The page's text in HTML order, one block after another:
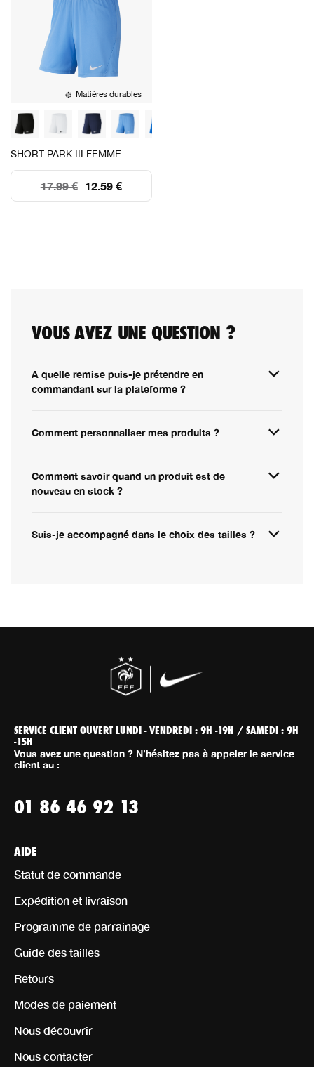
Matières durables
SHORT PARK III FEMME
12.59 €
17.99 €
VOUS AVEZ UNE QUESTION ?
A quelle remise puis-je prétendre en
commandant sur la plateforme ?
Comment personnaliser mes produits ?
Comment savoir quand un produit est de
nouveau en stock ?
Suis-je accompagné dans le choix des tailles ?
SERVICE CLIENT OUVERT LUNDI - VENDREDI : 9H -19H / SAMEDI : 9H
-15H
Vous avez une question ? N’hésitez pas à appeler le service
client au :
01 86 46 92 13
AIDE
Statut de commande
Expédition et livraison
Programme de parrainage
Guide des tailles
Retours
Modes de paiement
Nous découvrir
Nous contacter